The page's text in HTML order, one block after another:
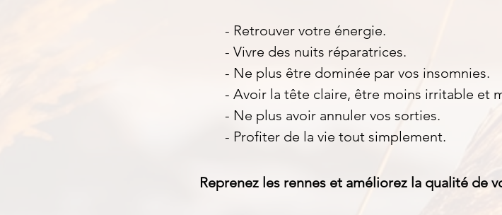
- Retrouver votre énergie.
- Vivre des nuits réparatrices.
- Ne plus être dominée par vos insomnies.
- Avoir la tête claire, être moins irritable et
- Ne plus avoir annuler vos sorties.
- Profiter de la vie tout simplement.
Reprenez les rennes et améliorez la qualité de